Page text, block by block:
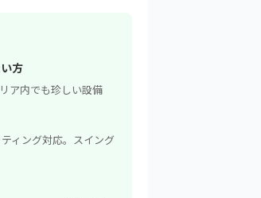
方
ア内でも珍しい設備
ィング対応。スイング